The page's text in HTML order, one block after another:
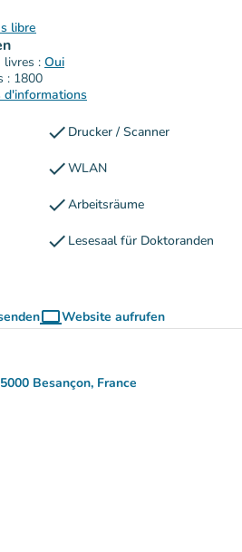
libre
livres : Oui
: 1800
d'informations
check Drucker / Scanner
checkWLAN
checkArbeitsräume
check Lesesaal für Doktoranden
computerWebsite aufrufen
(new tab)
Besançon, France
Google Maps öffnen)
tab)